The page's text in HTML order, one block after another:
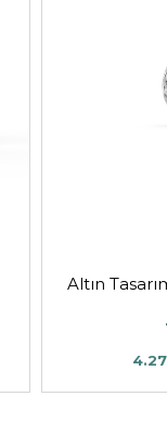
Altın